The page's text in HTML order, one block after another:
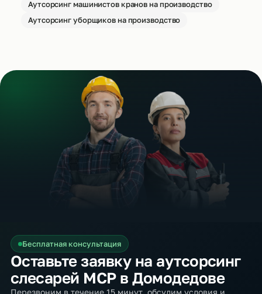
Аутсорсинг машинистов кранов на производство
Аутсорсинг уборщиков на производство
Бесплатная консультация
Оставьте заявку на аутсорсинг
слесарей МСР в Домодедове
Перезвоним в течение 15 минут, обсудим условия и